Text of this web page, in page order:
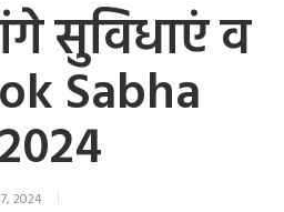
सुविधाएं व
Sabha
2024